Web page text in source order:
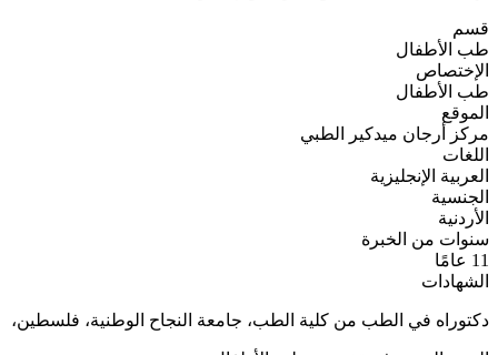
قسم
طب الأطفال
الإختصاص
طب الأطفال
الموقع
مركز أرجان ميدكير الطبي
اللغات
العربية الإنجليزية
الجنسية
الأردنية
سنوات من الخبرة
11 عامًا
الشهادات
دكتوراه في الطب من كلية الطب، جامعة النجاح الوطنية، فلسطين،